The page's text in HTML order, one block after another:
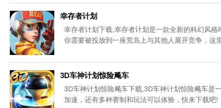
幸存者计划
幸存者计划下载,幸存者计划是一款全新的科幻风
你需要被投放到一座荒岛上与其他人展开竞争，这
3D车神计划惊险飚车
3D车神计划惊险飚车下载,3D车神计划惊险飚车是
加速，还有多种赛制和玩法可以体验，快来下载吧!